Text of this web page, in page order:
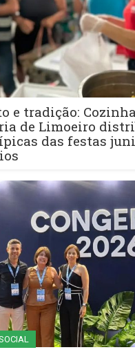
e tradição: Cozinha
de Limoeiro
das festas